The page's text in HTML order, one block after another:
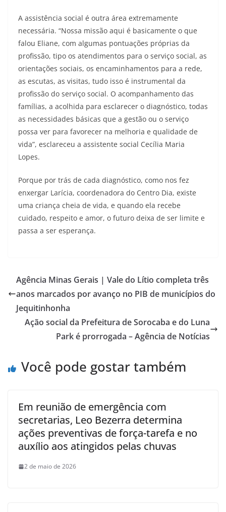
A assistência social é outra área extremamente
necessária. “Nossa missão aqui é basicamente o que
falou Eliane, com algumas pontuações próprias da
profissão, tipo os atendimentos para o serviço social, as
orientações sociais, os encaminhamentos para a rede,
as escutas, as visitas, tudo isso é instrumental da
profissão do serviço social. O acompanhamento das
famílias, a acolhida para esclarecer o diagnóstico, todas
as necessidades básicas que a gestão ou o serviço
possa ver para favorecer na melhoria e qualidade de
vida”, esclareceu a assistente social Cecília Maria
Lopes.
Porque por trás de cada diagnóstico, como nos fez
enxergar Larícia, coordenadora do Centro Dia, existe
uma criança cheia de vida, e quando ela recebe
cuidado, respeito e amor, o futuro deixa de ser limite e
passa a ser esperança.
Agência Minas Gerais | Vale do Lítio completa três
anos marcados por avanço no PIB de municípios do
Jequitinhonha
Ação social da Prefeitura de Sorocaba e do Luna
Park é prorrogada – Agência de Notícias
Você pode gostar também
Em reunião de emergência com
secretarias, Leo Bezerra determina
ações preventivas de força-tarefa e no
auxílio aos atingidos pelas chuvas
2 de maio de 2026